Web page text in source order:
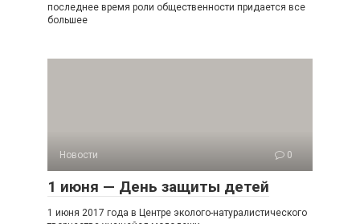
последнее время роли общественности придается все
большее
Новости 0
1 июня — День защиты детей
1 июня 2017 года в Центре эколого-натуралистического